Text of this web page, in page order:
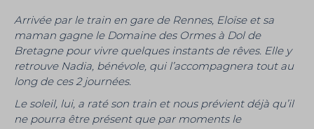
Arrivée par le train en gare de Rennes, Eloïse et sa
maman gagne le Domaine des Ormes à Dol de
Bretagne pour vivre quelques instants de rêves. Elle y
retrouve Nadia, bénévole, qui l’accompagnera tout au
long de ces 2 journées.
Le soleil, lui, a raté son train et nous prévient déjà qu’il
ne pourra être présent que par moments le